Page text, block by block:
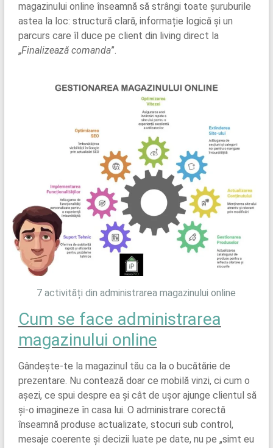
magazinului online înseamnă să strângi toate șuruburile
astea la loc: structură clară, informație logică și un
parcurs care îl duce pe client din living direct la
„Finalizează comanda”.
7 activități din administrarea magazinului online
Cum se face administrarea
magazinului online
Gândește-te la magazinul tău ca la o bucătărie de
prezentare. Nu contează doar ce mobilă vinzi, ci cum o
așezi, ce spui despre ea și cât de ușor ajunge clientul să
și-o imagineze în casa lui. O administrare corectă
înseamnă produse actualizate, stocuri sub control,
mesaje coerente și decizii luate pe date, nu pe „simt eu